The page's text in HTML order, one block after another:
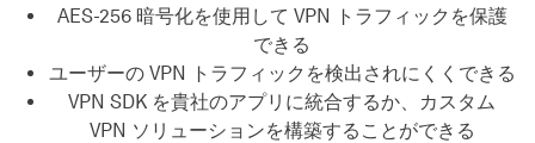
AES-256 暗号化を使用して VPN トラフィックを保護
できる
ユーザーの VPN トラフィックを検出されにくくできる
VPN SDK を貴社のアプリに統合するか、カスタム
VPN ソリューションを構築することができる